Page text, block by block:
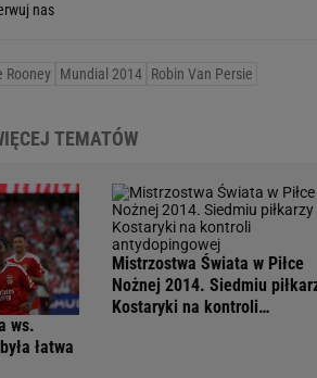
nas
Rooney Mundial 2014 Robin Van Persie
TEMATÓW
ws.
łatwa
Mistrzostwa Świata w Piłce
Nożnej 2014. Siedmiu
Kostaryki na kontroli